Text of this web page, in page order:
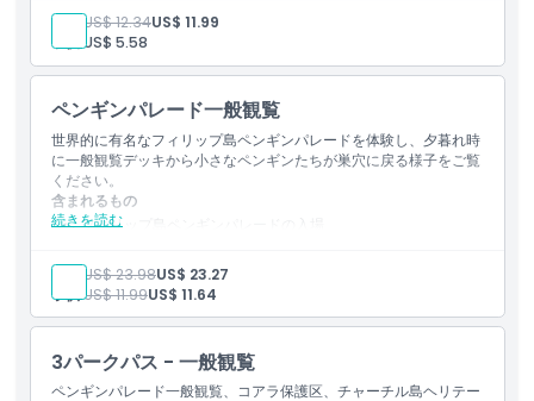
キャンセルポリシー
ワラビー、ハリモグラ、鳥類などオーストラリア固有の野生動
物を観察する機会
ブッシュランドの環境を通る風光明媚な散策路の探検
フィリップ島での家族向け野生動物体験
大人: US$ 12.34US$ 11.99
子供: US$ 5.58
ペンギンパレード一般観覧
世界的に有名なフィリップ島ペンギンパレードを体験し、夕暮れ時
に一般観覧デッキから小さなペンギンたちが巣穴に戻る様子をご覧
ください。
続きを読む
含まれるもの
フィリップ島ペンギンパレードの入場
夕暮れ時に陸に上がるコウテイペンギンの観察
オーストラリアの象徴的な野生動物体験を楽しむ
フィリップ島の家族向け自然・野生動物アトラクション
大人: US$ 23.98US$ 23.27
子供:US$ 11.99US$ 11.64
3パークパス - 一般観覧
ペンギンパレード一般観覧、コアラ保護区、チャーチル島ヘリテー